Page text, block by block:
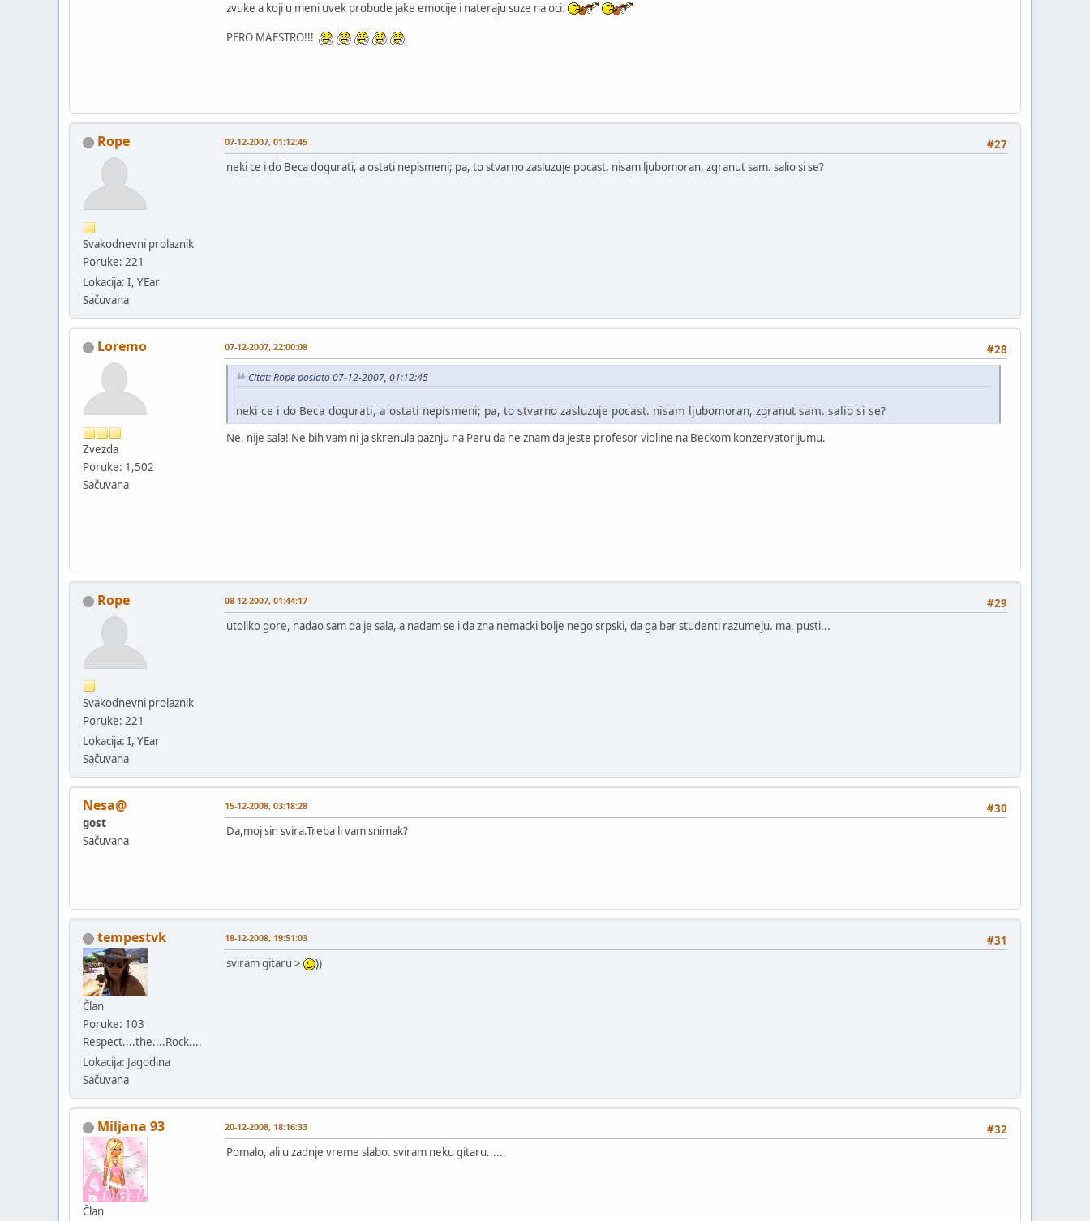
zvuke a koji u meni uvek probude jake emocije i nateraju suze na oci.
PERO MAESTRO!!!
Rope
Svakodnevni prolaznik
Poruke: 221
Lokacija: I, YEar
Sačuvana
#27
07-12-2007, 01:12:45
neki ce i do Beca dogurati, a ostati nepismeni; pa, to stvarno zasluzuje pocast. nisam ljubomoran, zgranut sam. salio si se?
Loremo
Zvezda
Poruke: 1,502
Sačuvana
#28
07-12-2007, 22:00:08
Citat: Rope poslato 07-12-2007, 01:12:45
neki ce i do Beca dogurati, a ostati nepismeni; pa, to stvarno zasluzuje pocast. nisam ljubomoran, zgranut sam. salio si se?
Ne, nije sala! Ne bih vam ni ja skrenula paznju na Peru da ne znam da jeste profesor violine na Beckom konzervatorijumu.
Rope
Svakodnevni prolaznik
Poruke: 221
Lokacija: I, YEar
Sačuvana
#29
08-12-2007, 01:44:17
utoliko gore, nadao sam da je sala, a nadam se i da zna nemacki bolje nego srpski, da ga bar studenti razumeju. ma, pusti...
Nesa@
gost
Sačuvana
#30
15-12-2008, 03:18:28
Da,moj sin svira.Treba li vam snimak?
tempestvk
Član
Poruke: 103
Respect....the....Rock....
Lokacija: Jagodina
Sačuvana
#31
18-12-2008, 19:51:03
sviram gitaru > ))
Miljana 93
Član
#32
20-12-2008, 18:16:33
Pomalo, ali u zadnje vreme slabo. sviram neku gitaru......